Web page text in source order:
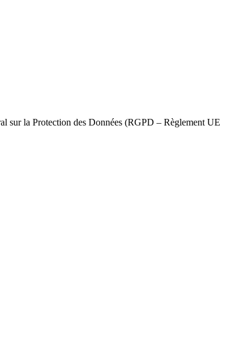
sur la Protection des Données (RGPD – Règlement UE